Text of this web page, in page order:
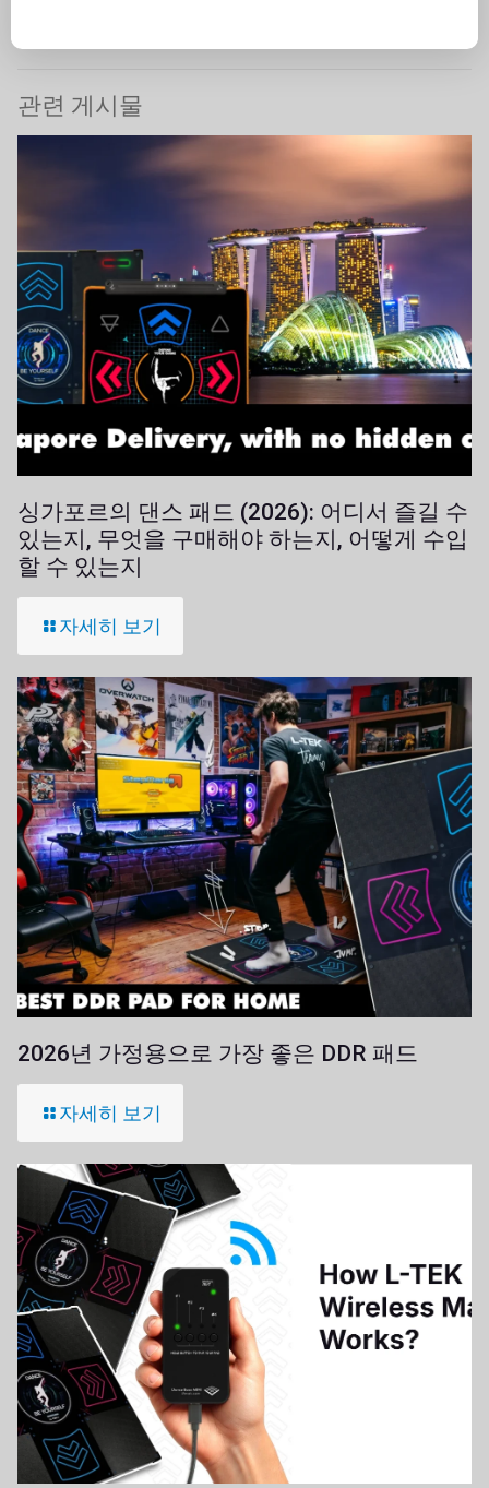
관련 게시물
싱가포르의 댄스 패드 (2026): 어디서 즐길 수
있는지, 무엇을 구매해야 하는지, 어떻게 수입
할 수 있는지
자세히 보기
2026년 가정용으로 가장 좋은 DDR 패드
자세히 보기